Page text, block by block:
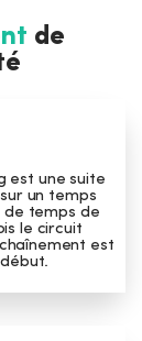
de
est une suite
un temps
temps de
le circuit
est